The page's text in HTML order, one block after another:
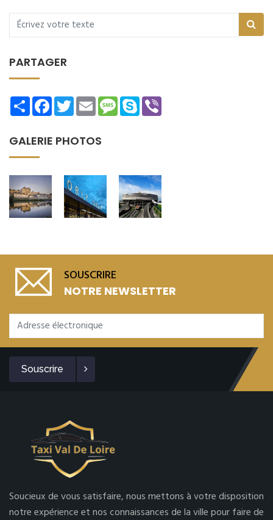
PARTAGER
ShareFacebookTwitterEmailMessage
Skype
GALERIE PHOTOS
SOUSCRIRE
NOTRE NEWSLETTER
Souscrire
Soucieux de vous satisfaire, nous mettons à votre disposition
notre expérience et nos connaissances de la ville pour faire de